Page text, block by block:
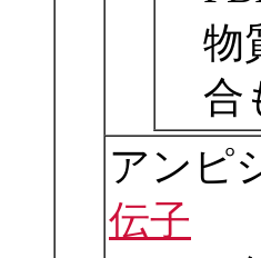
物
合
アン
伝子